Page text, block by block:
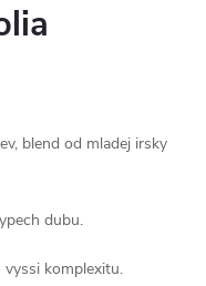
blend od mladej irsky
dubu.
komplexitu.